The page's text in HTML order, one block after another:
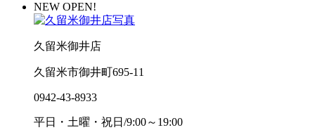
NEW OPEN!
久留米御井店
久留米市御井町695-11
0942-43-8933
平日・土曜・祝日/9:00～19:00